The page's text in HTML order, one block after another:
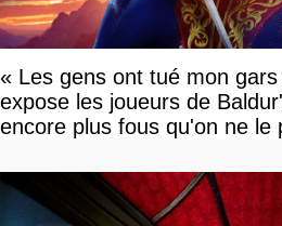
« Les gens ont tué mon
expose les joueurs de
encore plus fous qu'on ne le